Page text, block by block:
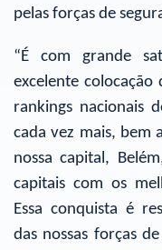
pelas forças de
“É com grande
excelente colocação
rankings nacionais
cada vez mais, bem
nossa capital,
capitais com os
Essa conquista é
das nossas forças